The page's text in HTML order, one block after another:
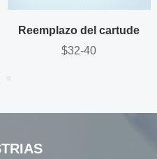
Reemplazo del cartude
filtro Amano
$32-40